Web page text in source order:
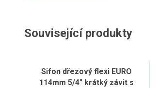
Související produkty
Sifon dřezový flexi EURO
114mm 5/4" krátký závit s